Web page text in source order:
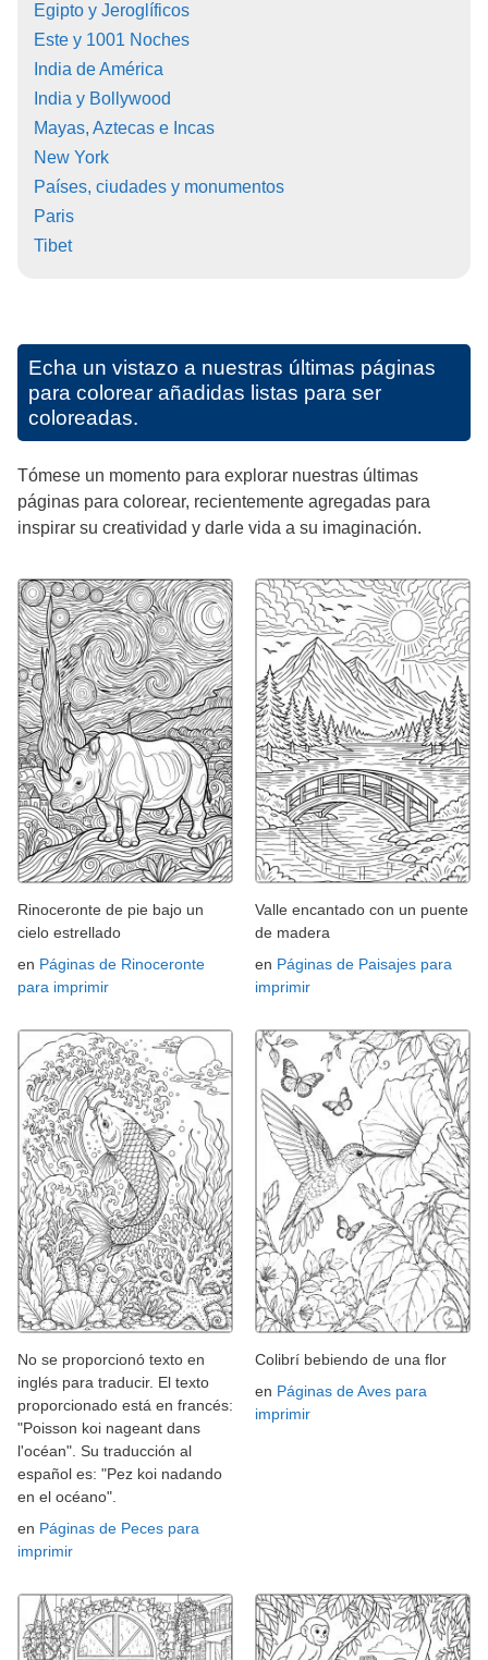
Egipto y Jeroglíficos
Este y 1001 Noches
India de América
India y Bollywood
Mayas, Aztecas e Incas
New York
Países, ciudades y monumentos
Paris
Tibet
Echa un vistazo a nuestras últimas páginas
para colorear añadidas listas para ser
coloreadas.
Tómese un momento para explorar nuestras últimas
páginas para colorear, recientemente agregadas para
inspirar su creatividad y darle vida a su imaginación.
Rinoceronte de pie bajo un
cielo estrellado
en Páginas de Rinoceronte
para imprimir
Valle encantado con un puente
de madera
en Páginas de Paisajes para
imprimir
No se proporcionó texto en
inglés para traducir. El texto
proporcionado está en francés:
"Poisson koi nageant dans
l'océan". Su traducción al
español es: "Pez koi nadando
en el océano".
en Páginas de Peces para
imprimir
Colibrí bebiendo de una flor
en Páginas de Aves para
imprimir